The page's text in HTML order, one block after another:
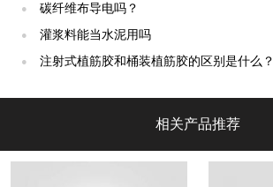
● 碳纤维布导电吗？
● 灌浆料能当水泥用吗
● 注射式植筋胶和桶装植筋胶的区别是什么？
相关产品推荐